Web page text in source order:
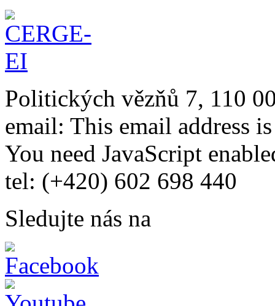
Politických vězňů 7, 110
email: This email address
You need JavaScript
tel: (+420) 602 698 440
Sledujte nás na